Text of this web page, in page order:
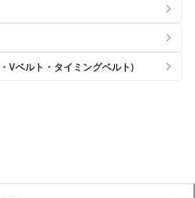
Vベルト・タイミングベルト)